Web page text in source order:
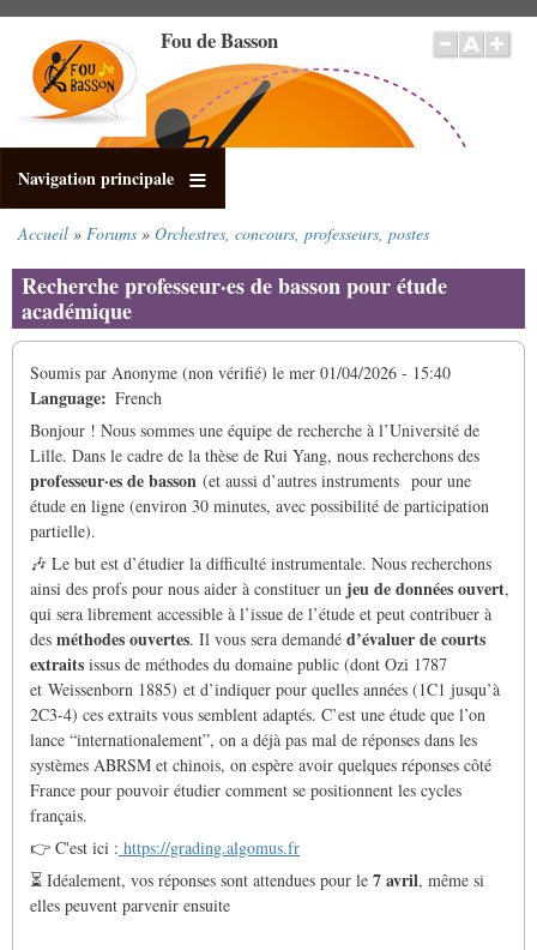
contenu
principal
Fou de Basson
Navigation principale
d'Ariane
Accueil Forums Orchestres, concours, professeurs, postes
Recherche professeur·es de basson pour étude
académique
Soumis par Anonyme (non vérifié) le mer 01/04/2026 - 15:40
Language
French
Bonjour ! Nous sommes une équipe de recherche à l’Université de
Lille. Dans le cadre de la thèse de Rui Yang, nous recherchons des
professeur·esde basson (et aussi d’autres instruments pour une
étude en ligne (environ 30 minutes, avec possibilité de participation
partielle).
🎶 Le but est d’étudier la difficulté instrumentale. Nous recherchons
ainsi des profs pour nous aider à constituer un jeu de données ouvert,
qui sera librement accessible à l’issue de l’étude et peut contribuer à
des méthodes ouvertes. Il vous sera demandé d’évaluer de courts
extraits issus de méthodes du domaine public (dont Ozi 1787
et Weissenborn 1885) et d’indiquer pour quelles années (1C1 jusqu’à
2C3-4) ces extraits vous semblent adaptés. C’est une étude que l’on
lance “internationalement”, on a déjà pas mal de réponses dans les
systèmes ABRSM et chinois, on espère avoir quelques réponses côté
France pour pouvoir étudier comment se positionnent les cycles
français.
👉 C'est ici : https://grading.algomus.fr
⏳ Idéalement, vos réponses sont attendues pour le 7 avril, même si
elles peuvent parvenir ensuite